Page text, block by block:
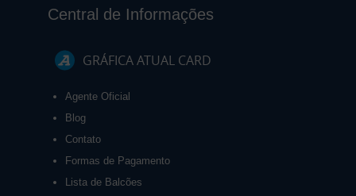
Central de Informações
GRÁFICA ATUAL CARD
Agente Oficial
Blog
Contato
Formas de Pagamento
Lista de Balcões